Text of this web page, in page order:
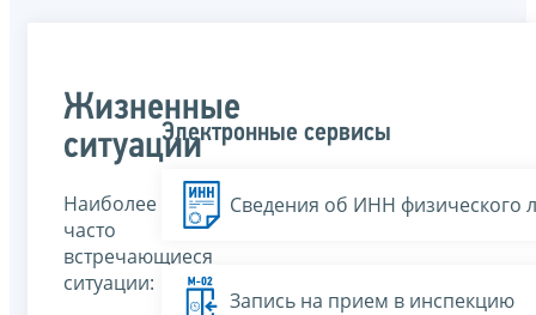
Жизненные
ситуации
Наиболее
часто
встречающиеся
ситуации:
Электронные сервисы
Сведения об ИНН физического
Запись на прием в инспекцию